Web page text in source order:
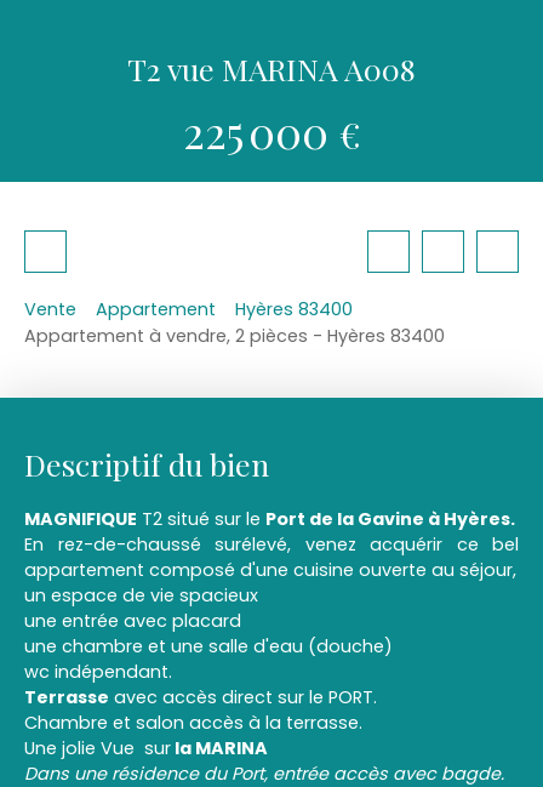
T2 vue MARINA A008
225 000 €
Vente Appartement
Hyères 83400
Appartement à vendre, 2 pièces - Hyères 83400
Descriptif du bien
MAGNIFIQUE T2 situé sur le Port de la Gavine à Hyères.
En rez-de-chaussé surélevé, venez acquérir ce bel
appartement composé d'une cuisine ouverte au séjour,
un espace de vie spacieux
une entrée avec placard
une chambre et une salle d'eau (douche)
wc indépendant.
Terrasse avec accès direct sur le PORT.
Chambre et salon accès à la terrasse.
Une jolie Vue sur la MARINA
Dans une résidence du Port, entrée accès avec bagde.